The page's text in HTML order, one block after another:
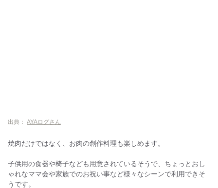
出典： AYAログさん
焼肉だけではなく、お肉の創作料理も楽しめます。
子供用の食器や椅子なども用意されているそうで、ちょっとおし
ゃれなママ会や家族でのお祝い事など様々なシーンで利用できそ
うです。